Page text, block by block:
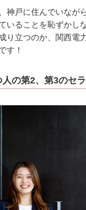
神戸に住んでいなが
いることを恥ずかし
り立つのか、関西電
す！
の第2、第3のセ